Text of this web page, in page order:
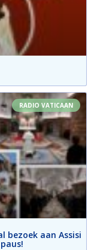
RADIO VATICAAN
bezoek aan Assisi